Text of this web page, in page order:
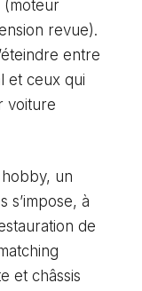
(moteur
revue).
entre
et ceux qui
voiture
un
s’impose, à
de
et châssis